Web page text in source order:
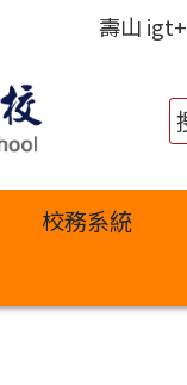
壽山 igt+
校務系統